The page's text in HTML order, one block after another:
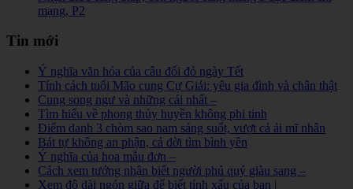
mạng, P2
Tin mới
Ý nghĩa văn hóa của câu đối đỏ ngày Tết
Tính cách tuổi Mão cung Cự Giải: yêu gia đình và chân thật
Cung song ngư và những cái nhất –
Tìm hiểu về phong thủy huyền không phi tinh
Điểm danh 3 chòm sao nam sáng suốt, vượt cả ải mĩ nhân
Bát tự không an phận, cả đời tìm bình yên
Ý nghĩa của hoa mẫu đơn –
Cách xem tướng nhận biết người phú quý giàu sang –
Xem độ dài ngón giữa để biết tính xấu của bạn |